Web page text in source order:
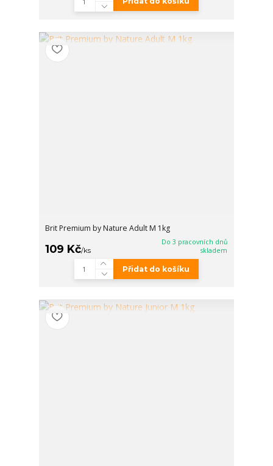
Brit Premium by Nature Adult M 1kg
109 Kč/ks
Do 3 pracovních dnů
skladem
Přidat do košíku